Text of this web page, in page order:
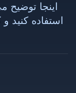
اینجا توضیح